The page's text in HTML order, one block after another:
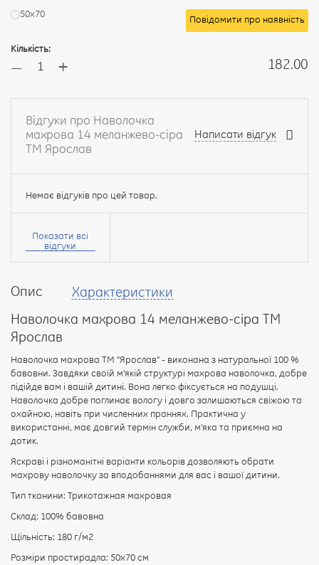
Опис
Характеристики
Наволочка махрова 14 меланжево-сіра ТМ
Ярослав
Наволочка махрова ТМ "Ярослав" - виконана з натуральної 100 %
бавовни. Завдяки своїй м'якій структурі махрова наволочка, добре
підійде вам і вашій дитині. Вона легко фіксується на подушці.
Наволочка добре поглинає вологу і довго залишаються свіжою та
охайною, навіть при численних праннях. Практична у
використанні, має довгий термін служби, м'яка та приємна на
дотик.
Яскраві і різноманітні варіанти кольорів дозволяють обрати
махрову наволочку за вподобаннями для вас і вашої дитини.
Тип тканини: Трикотажная махровая
Склад: 100% бавовна
Щільність: 180 г/м2
Розміри простирадла: 50х70 см
50х70 Повідомити про наявність
Кількість:
— + 182.00
Відгуки про Наволочка
махрова 14 меланжево-сіра
ТМ Ярослав
Написати відгук
Немає відгуків про цей товар.
Ваше
Ваш
Рейтинг:
Показати всі
відгуки